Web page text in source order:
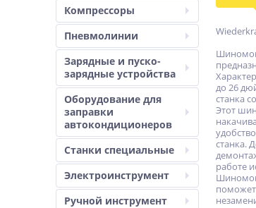
Компрессоры
Пневмолинии
Зарядные и пуско-
зарядные устройства
Оборудование для
заправки
автокондиционеров
Станки специальные
Электроинструмент
Ручной инструмент
до 26
станка
Этот
станка.
работе